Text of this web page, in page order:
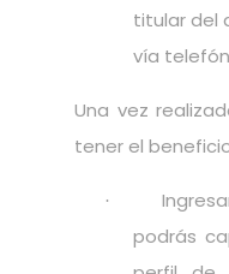
titular del
vía
Una vez
tener el
·
podrás